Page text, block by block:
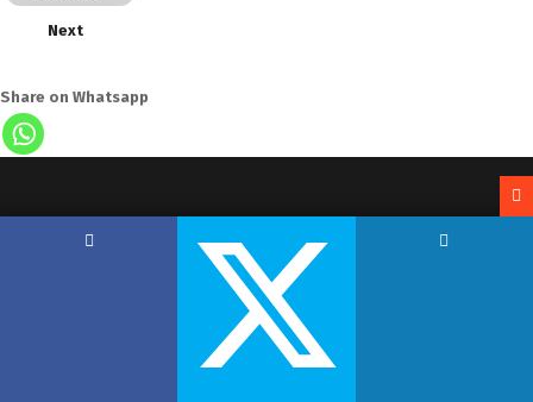
Next
Share on Whatsapp
Copyright by Hemant Lodha